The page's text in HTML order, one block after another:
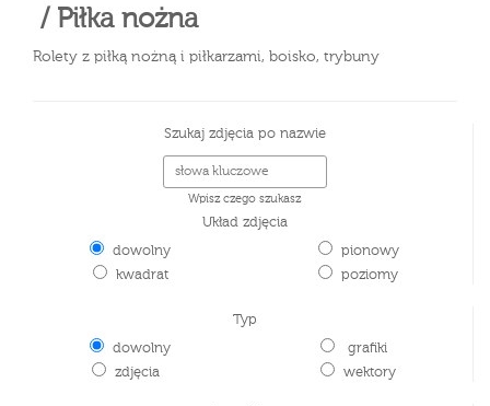
/ Piłka nożna
Rolety z piłką nożną i piłkarzami, boisko, trybuny
Szukaj zdjęcia po nazwie
Wpisz czego szukasz
Układ zdjęcia
dowolny
kwadrat
pionowy
poziomy
Typ
dowolny
zdjęcia
grafiki
wektory